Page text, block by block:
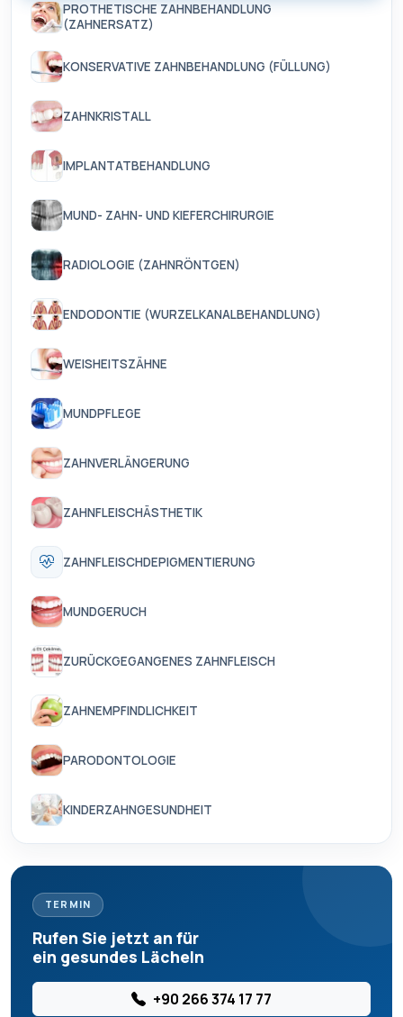
PROTHETISCHE ZAHNBEHANDLUNG
(ZAHNERSATZ)
KONSERVATIVE ZAHNBEHANDLUNG (FÜLLUNG)
ZAHNKRISTALL
IMPLANTATBEHANDLUNG
MUND- ZAHN- UND KIEFERCHIRURGIE
RADIOLOGIE (ZAHNRÖNTGEN)
ENDODONTIE (WURZELKANALBEHANDLUNG)
WEISHEITSZÄHNE
MUNDPFLEGE
ZAHNVERLÄNGERUNG
ZAHNFLEISCHÄSTHETIK
ZAHNFLEISCHDEPIGMENTIERUNG
MUNDGERUCH
ZURÜCKGEGANGENES ZAHNFLEISCH
ZAHNEMPFINDLICHKEIT
PARODONTOLOGIE
KINDERZAHNGESUNDHEIT
TERMIN
Rufen Sie jetzt an für
ein gesundes Lächeln
+90 266 374 17 77